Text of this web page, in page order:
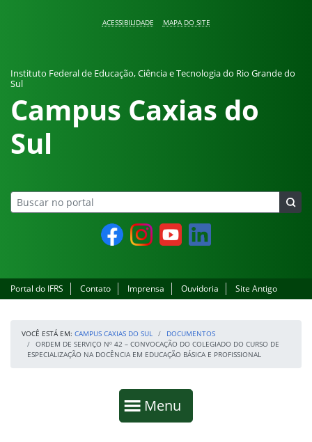
ACESSIBILIDADE MAPA DO SITE
Instituto Federal de Educação, Ciência e Tecnologia do Rio Grande do
Sul
Campus Caxias do
Sul
FacebookInstagramYouTube LinkedIn
Portal do IFRS Contato Imprensa Ouvidoria Site Antigo
VOCÊ ESTÁ EM: CAMPUS CAXIAS DO SUL
DOCUMENTOS
ORDEM DE SERVIÇO Nº 42 – CONVOCAÇÃO DO COLEGIADO DO CURSO DE
ESPECIALIZAÇÃO NA DOCÊNCIA EM EDUCAÇÃO BÁSICA E PROFISSIONAL
Mostrar
Menu